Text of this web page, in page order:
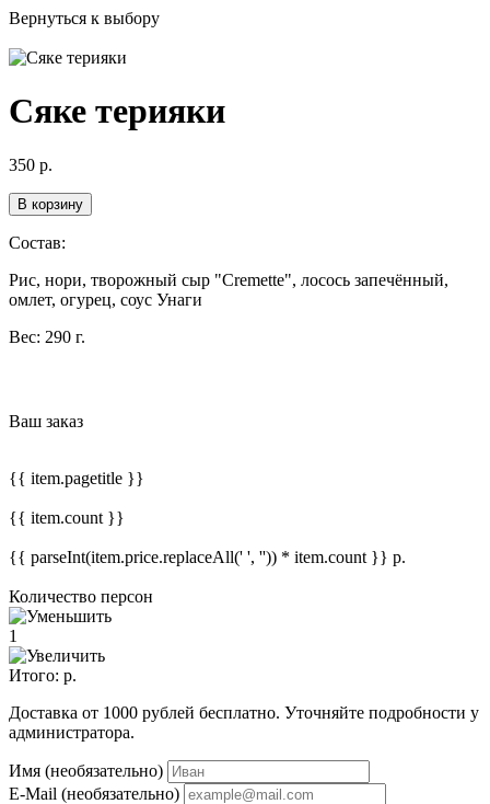
Вернуться к выбору
Сяке терияки
350 р.
В корзину
Состав:
Рис, нори, творожный сыр "Cremette", лосось запечённый,
омлет, огурец, соус Унаги
Вес: 290 г.
Ваш заказ
{{ item.pagetitle }}
{{ item.count }}
{{ parseInt(item.price.replaceAll(' ', '')) * item.count }} р.
Количество персон
1
Итого: р.
Доставка от 1000 рублей бесплатно. Уточняйте подробности у
администратора.
Имя (необязательно)
E-Mail (необязательно)